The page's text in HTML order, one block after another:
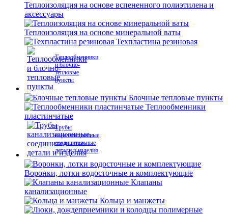
Теплоизоляция на основе вспененного полиэтилена и
аксессуары
Теплоизоляция на основе минеральной ваты
Техпластина резиновая
Теплообменники
и блочно-
тепловые
пункты
Блочные тепловые пункты
Теплообменники
пластинчатые
Трубы
канализационные,
соединительные
детали и изделия
Воронки, лотки водосточные и комплектующие
Клапаны
канализационные
Кольца и манжеты